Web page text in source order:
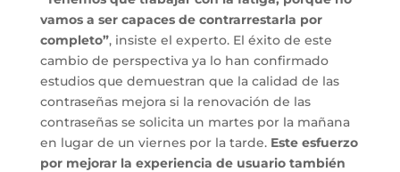
vamos a ser capaces de contrarrestarla por
completo”, insiste el experto. El éxito de este
cambio de perspectiva ya lo han confirmado
estudios que demuestran que la calidad de las
contraseñas mejora si la renovación de las
contraseñas se solicita un martes por la mañana
en lugar de un viernes por la tarde. Este esfuerzo
por mejorar la experiencia de usuario también